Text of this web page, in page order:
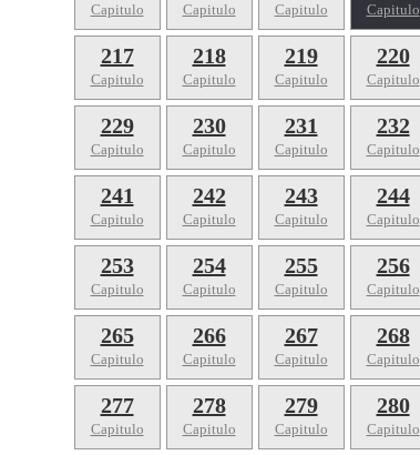
Capitulo Capitulo Capitulo Capitulo
217
Capitulo
218
Capitulo
219
Capitulo
220
Capitulo
229
Capitulo
230
Capitulo
231
Capitulo
232
Capitulo
241
Capitulo
242
Capitulo
243
Capitulo
244
Capitulo
253
Capitulo
254
Capitulo
255
Capitulo
256
Capitulo
265
Capitulo
266
Capitulo
267
Capitulo
268
Capitulo
277
Capitulo
278
Capitulo
279
Capitulo
280
Capitulo